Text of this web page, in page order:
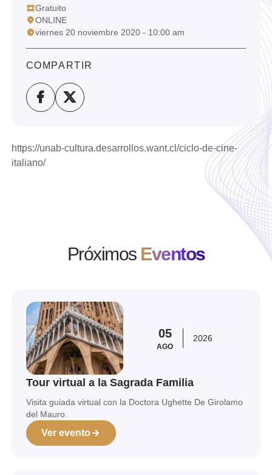
Gratuito
ONLINE
viernes 20 noviembre 2020 - 10:00 am
COMPARTIR
https://unab-cultura.desarrollos.want.cl/ciclo-de-cine-
italiano/
Próximos Eventos
05
AGO
2026
Tour virtual a la Sagrada Familia
Visita guiada virtual con la Doctora Ughette De Girolamo
del Mauro.
Ver evento
Ver evento